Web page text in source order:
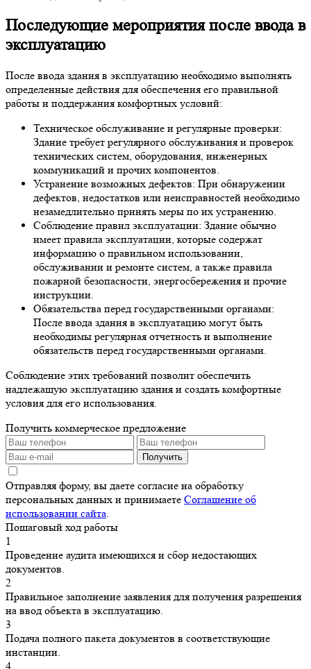
Последующие мероприятия после ввода в
эксплуатацию
После ввода здания в эксплуатацию необходимо выполнять
определенные действия для обеспечения его правильной
работы и поддержания комфортных условий:
Техническое обслуживание и регулярные проверки:
Здание требует регулярного обслуживания и проверок
технических систем, оборудования, инженерных
коммуникаций и прочих компонентов.
Устранение возможных дефектов: При обнаружении
дефектов, недостатков или неисправностей необходимо
незамедлительно принять меры по их устранению.
Соблюдение правил эксплуатации: Здание обычно
имеет правила эксплуатации, которые содержат
информацию о правильном использовании,
обслуживании и ремонте систем, а также правила
пожарной безопасности, энергосбережения и прочие
инструкции.
Обязательства перед государственными органами:
После ввода здания в эксплуатацию могут быть
необходимы регулярная отчетность и выполнение
обязательств перед государственными органами.
Соблюдение этих требований позволит обеспечить
надлежащую эксплуатацию здания и создать комфортные
условия для его использования.
Получить коммерческое предложение
Получить
Отправляя форму, вы даете согласие на обработку
персональных данных и принимаете Соглашение об
использовании сайта.
Пошаговый ход работы
1
Проведение аудита имеющихся и сбор недостающих
документов.
2
Правильное заполнение заявления для получения разрешения
на ввод объекта в эксплуатацию.
3
Подача полного пакета документов в соответствующие
инстанции.
4